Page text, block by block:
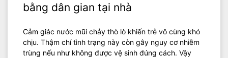
bằng dân gian tại nhà
Cảm giác nước mũi chảy thò lò khiến trẻ vô cùng khó
chịu. Thậm chí tình trạng này còn gây nguy cơ nhiễm
trùng nếu như không được vệ sinh đúng cách. Vậy